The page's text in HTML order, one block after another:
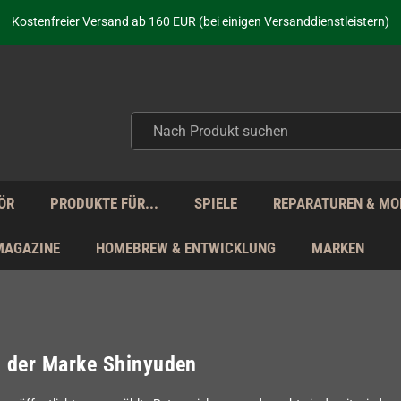
Kostenfreier Versand ab 160 EUR (bei einigen Versanddienstleistern)
Seit über 20 Jahren Deine Anlaufstelle für neue Retro-Hardware!
Täglicher Versand Mo - Fr aus Deutschland - zollfrei innerhalb der EU!
PRODUKTE FÜR... SPIELE REPARATUREN &
HOMEBREW & ENTWICKLUNG MARKEN
Marke Shinyuden